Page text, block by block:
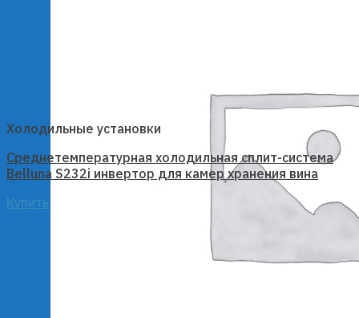
Холодильные установки
Среднетемпературная холодильная сплит-система
Belluna S232i инвертор для камер хранения вина
Купить